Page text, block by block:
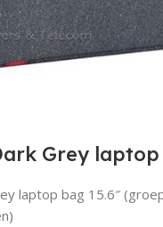
Grey laptop
laptop bag 15.6″